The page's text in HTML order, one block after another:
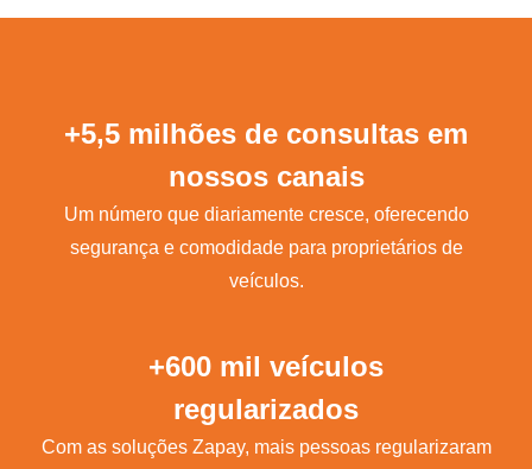
+5,5 milhões de consultas em
nossos canais
Um número que diariamente cresce, oferecendo
segurança e comodidade para proprietários de
veículos.
+600 mil veículos
regularizados
Com as soluções Zapay, mais pessoas regularizaram